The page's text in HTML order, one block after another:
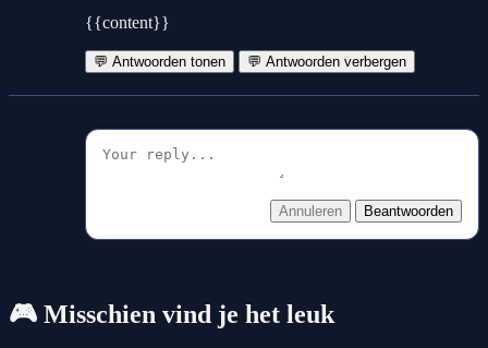
{{content}}
💬 Antwoorden tonen 💬 Antwoorden verbergen
Annuleren Beantwoorden
🎮 Misschien vind je het leuk